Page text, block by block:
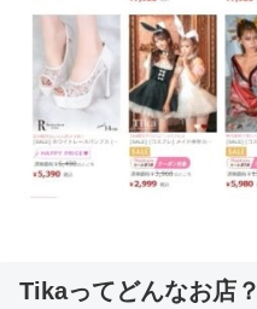
Tikaってどんなお店？